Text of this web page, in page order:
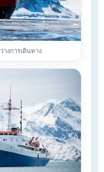
างการเดินทาง